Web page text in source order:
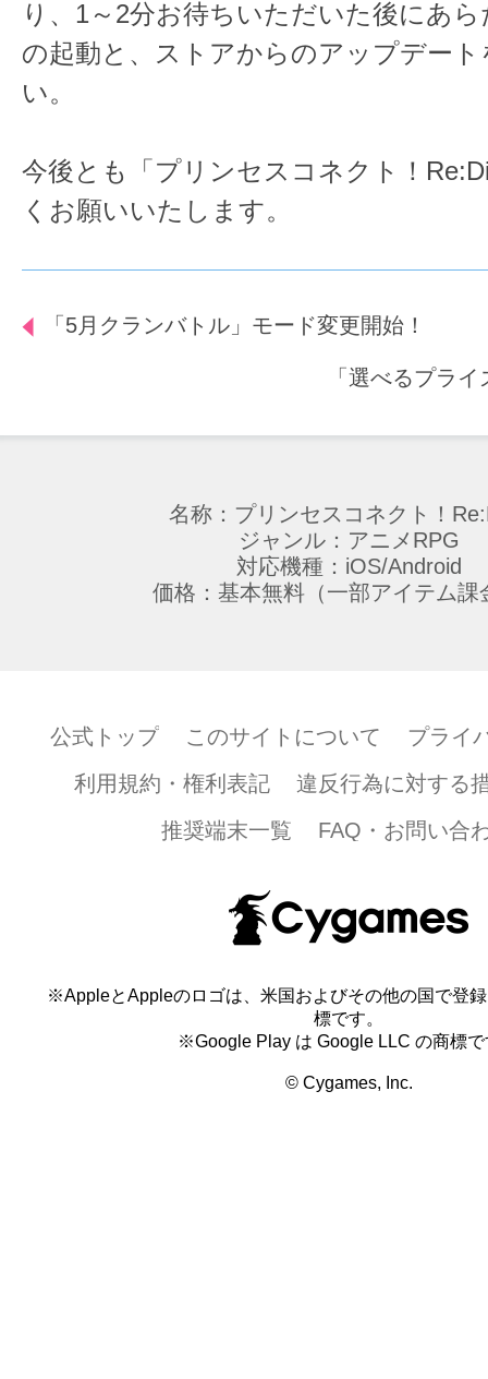
り、1～2分お待ちいただいた後にあ
の起動と、ストアからのアップデー
い。
今後とも「プリンセスコネクト！
くお願いいたします。
「5月クランバトル」モード変更開始！
「選べるプラ
名称：プリンセスコネクト！
ジャンル：アニメRPG
対応機種：iOS/Android
価格：基本無料（一部アイテム課
公式トップ このサイトについて
プライ
利用規約・権利表記
違反行為に対する
推奨端末一覧
FAQ・お問い合
※AppleとAppleのロゴは、米国およびその他の国で登
標です。
※Google Play は Google LLC の商標で
© Cygames, Inc.